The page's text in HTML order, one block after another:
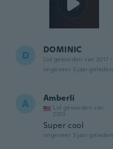
D DOMINIC
Lid geworden van 2017 ·
ongeveer 3 jaar geleden
A Amberli
Lid geworden van
2013
Super cool
ongeveer 3 jaar geleden